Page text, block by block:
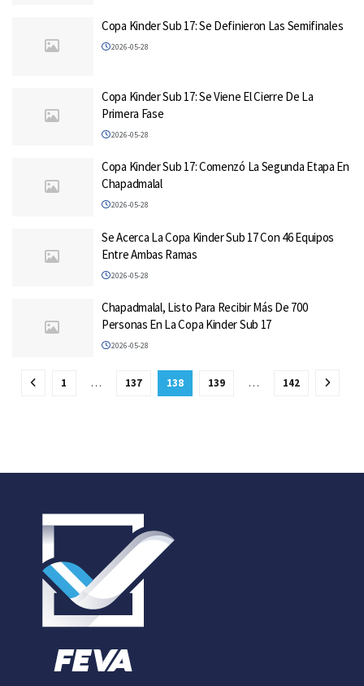
Copa Kinder Sub 17: Se Definieron Las Semifinales
2026-05-28
Copa Kinder Sub 17: Se Viene El Cierre De La
Primera Fase
2026-05-28
Copa Kinder Sub 17: Comenzó La Segunda Etapa En
Chapadmalal
2026-05-28
Se Acerca La Copa Kinder Sub 17 Con 46 Equipos
Entre Ambas Ramas
2026-05-28
Chapadmalal, Listo Para Recibir Más De 700
Personas En La Copa Kinder Sub 17
2026-05-28
1 … 137 138 139 … 142